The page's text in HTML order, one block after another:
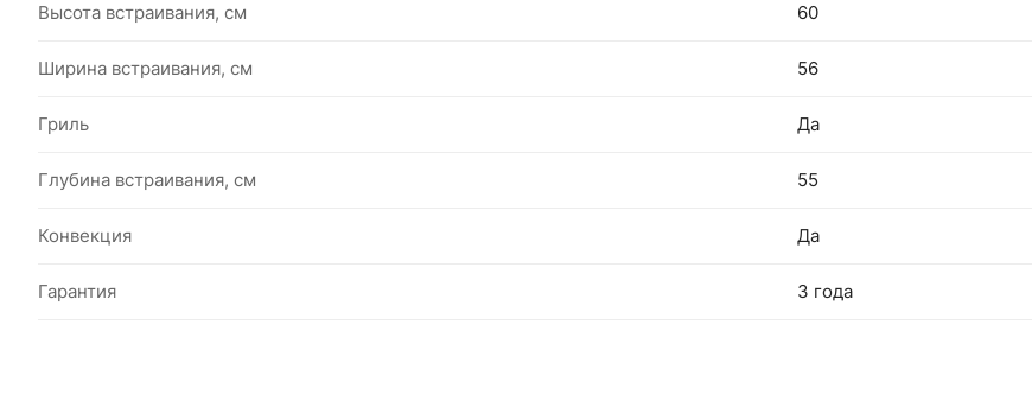
Высота встраивания, см 60
Ширина встраивания, см 56
Гриль Да
Глубина встраивания, см 55
Конвекция Да
Гарантия 3 года